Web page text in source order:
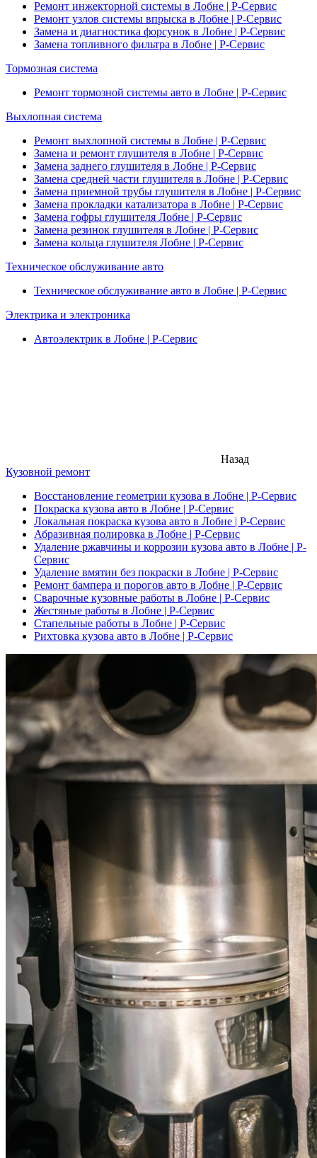
Ремонт инжекторной системы в Лобне | Р-Сервис
Ремонт узлов системы впрыска в Лобне | Р-Сервис
Замена и диагностика форсунок в Лобне | Р-Сервис
Замена топливного фильтра в Лобне | Р-Сервис
Тормозная система
Ремонт тормозной системы авто в Лобне | Р-Сервис
Выхлопная система
Ремонт выхлопной системы в Лобне | Р-Сервис
Замена и ремонт глушителя в Лобне | Р-Сервис
Замена заднего глушителя в Лобне | Р-Сервис
Замена средней части глушителя в Лобне | Р-Сервис
Замена приемной трубы глушителя в Лобне | Р-Сервис
Замена прокладки катализатора в Лобне | Р-Сервис
Замена гофры глушителя Лобне | Р-Сервис
Замена резинок глушителя в Лобне | Р-Сервис
Замена кольца глушителя Лобне | Р-Сервис
Техническое обслуживание авто
Техническое обслуживание авто в Лобне | Р-Сервис
Электрика и электроника
Автоэлектрик в Лобне | Р-Сервис
Назад
Кузовной ремонт
Восстановление геометрии кузова в Лобне | Р-Сервис
Покраска кузова авто в Лобне | Р-Сервис
Локальная покраска кузова авто в Лобне | Р-Сервис
Абразивная полировка в Лобне | Р-Сервис
Удаление ржавчины и коррозии кузова авто в Лобне | Р-
Сервис
Удаление вмятин без покраски в Лобне | Р-Сервис
Ремонт бампера и порогов авто в Лобне | Р-Сервис
Сварочные кузовные работы в Лобне | Р-Сервис
Жестяные работы в Лобне | Р-Сервис
Стапельные работы в Лобне | Р-Сервис
Рихтовка кузова авто в Лобне | Р-Сервис